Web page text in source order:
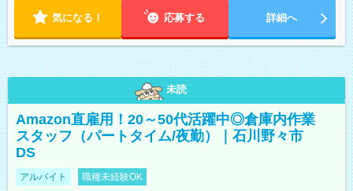
気になる！ 応募する 詳細へ
未読
Amazon直雇用！20～50代活躍中◎倉庫内作業
スタッフ（パートタイム/夜勤）｜石川野々市
DS
アルバイト 職種未経験OK